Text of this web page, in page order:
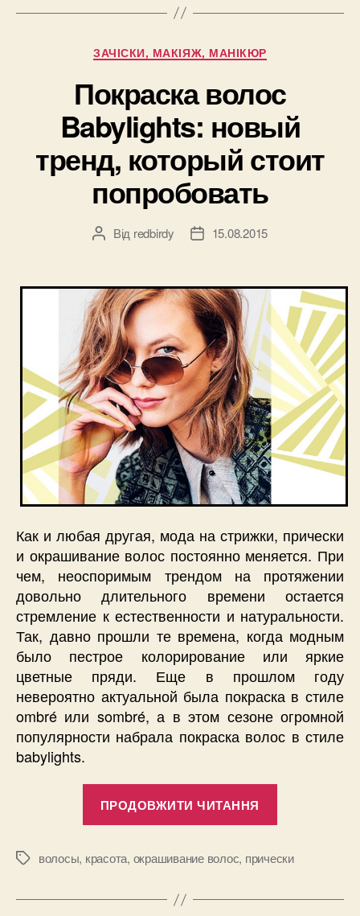
стиле
Категорії
ЗАЧІСКИ, МАКІЯЖ, МАНІКЮР
Покраска волос
Babylights: новый
тренд, который стоит
попробовать
Автор
Від redbirdy
Дата15.08.2015
Как и любая другая, мода на стрижки, прически
и окрашивание волос постоянно меняется. При
чем, неоспоримым трендом на протяжении
довольно длительного времени остается
стремление к естественности и натуральности.
Так, давно прошли те времена, когда модным
было пестрое колорирование или яркие
цветные пряди. Еще в прошлом году
невероятно актуальной была покраска в стиле
ombré или sombré, а в этом сезоне огромной
популярности набрала покраска волос в стиле
babylights.
ПРОДОВЖИТИ ЧИТАННЯ
новый
который
Позначки
волосы, красота, окрашивание волос, прически